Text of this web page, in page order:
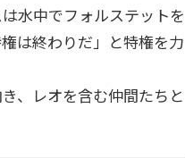
水中でフォルステットを
は終わりだ」と特権を力
、レオを含む仲間たちと